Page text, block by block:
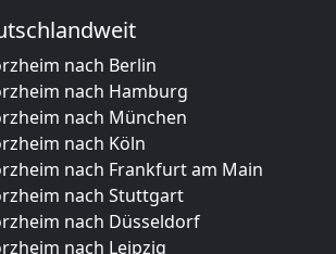
nach Berlin
nach Hamburg
nach München
nach Köln
nach Frankfurt am Main
nach Stuttgart
nach Düsseldorf
nach Leipzig